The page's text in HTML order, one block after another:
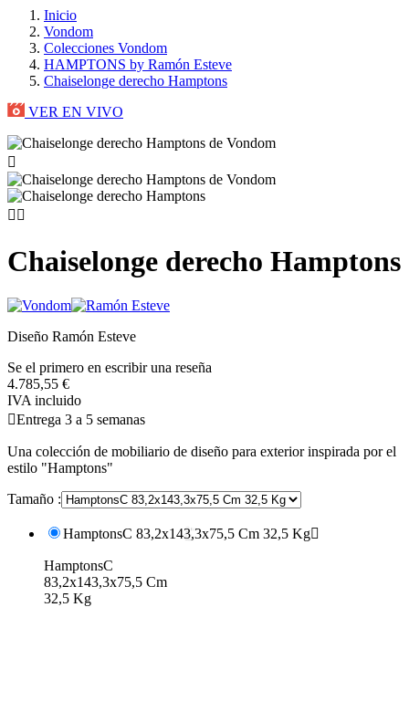
Inicio
Vondom
Colecciones Vondom
HAMPTONS by Ramón Esteve
Chaiselonge derecho Hamptons
VER EN VIVO

 
Chaiselonge derecho Hamptons
Diseño Ramón Esteve
Se el primero en escribir una reseña
4.785,55 €
IVA incluido
Entrega 3 a 5 semanas
Una colección de mobiliario de diseño para exterior inspirada por el
estilo "Hamptons"
Tamaño :
HamptonsC 83,2x143,3x75,5 Cm 32,5 Kg
HamptonsC
83,2x143,3x75,5 Cm
32,5 Kg